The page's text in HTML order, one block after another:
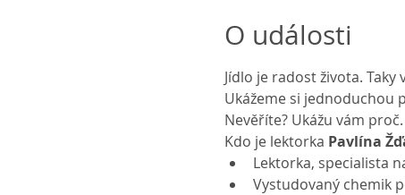
O události
Jídlo je radost života.
Ukážeme si jednoduchou
Nevěříte? Ukážu vám proč.
Kdo je lektorka Pavlína
Lektorka, specialista
Vystudovaný chemik